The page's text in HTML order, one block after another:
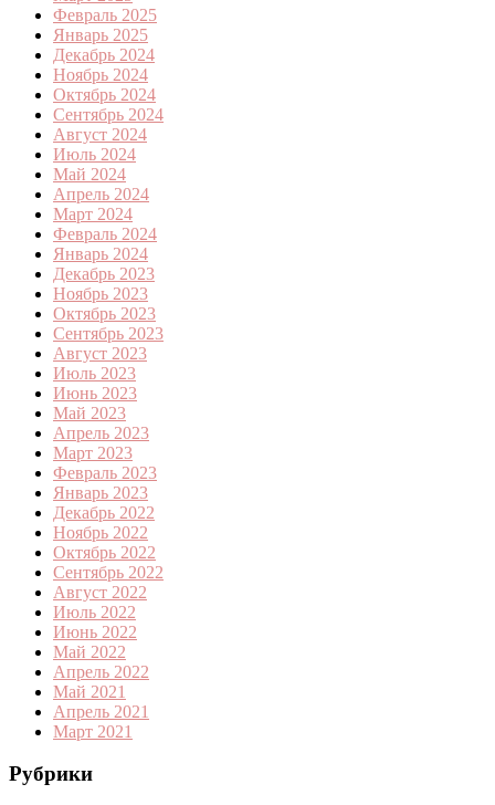
Февраль 2025
Январь 2025
Декабрь 2024
Ноябрь 2024
Октябрь 2024
Сентябрь 2024
Август 2024
Июль 2024
Май 2024
Апрель 2024
Март 2024
Февраль 2024
Январь 2024
Декабрь 2023
Ноябрь 2023
Октябрь 2023
Сентябрь 2023
Август 2023
Июль 2023
Июнь 2023
Май 2023
Апрель 2023
Март 2023
Февраль 2023
Январь 2023
Декабрь 2022
Ноябрь 2022
Октябрь 2022
Сентябрь 2022
Август 2022
Июль 2022
Июнь 2022
Май 2022
Апрель 2022
Май 2021
Апрель 2021
Март 2021
Рубрики